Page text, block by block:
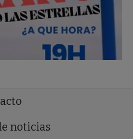
noticias